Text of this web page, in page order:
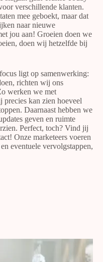
verschillende klanten.
mee geboekt, maar dat
naar nieuwe
jou aan! Groeien doen we
doen wij hetzelfde bij
ligt op samenwerking:
richten wij ons
werken we met
precies kan zien hoeveel
Daarnaast hebben we
geven en ruimte
Perfect, toch? Vind jij
Onze marketeers voeren
eventuele vervolgstappen,